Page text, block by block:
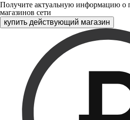
Получите актуальную информацию о
магазинов сети
купить действующий магазин